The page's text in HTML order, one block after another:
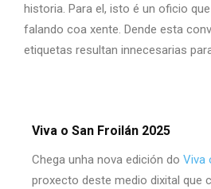
historia. Para el, isto é un oficio
falando coa xente. Dende esta
etiquetas resultan innecesarias
Viva o San Froilán 2025
Chega unha nova edición do Viva
proxecto deste medio dixital que